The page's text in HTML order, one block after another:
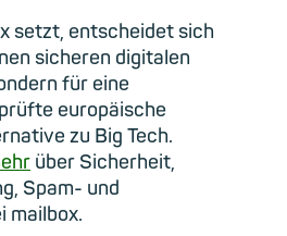
setzt, entscheidet sich
sicheren digitalen
für eine
europäische
zu Big Tech.
über Sicherheit,
Spam- und
mailbox.